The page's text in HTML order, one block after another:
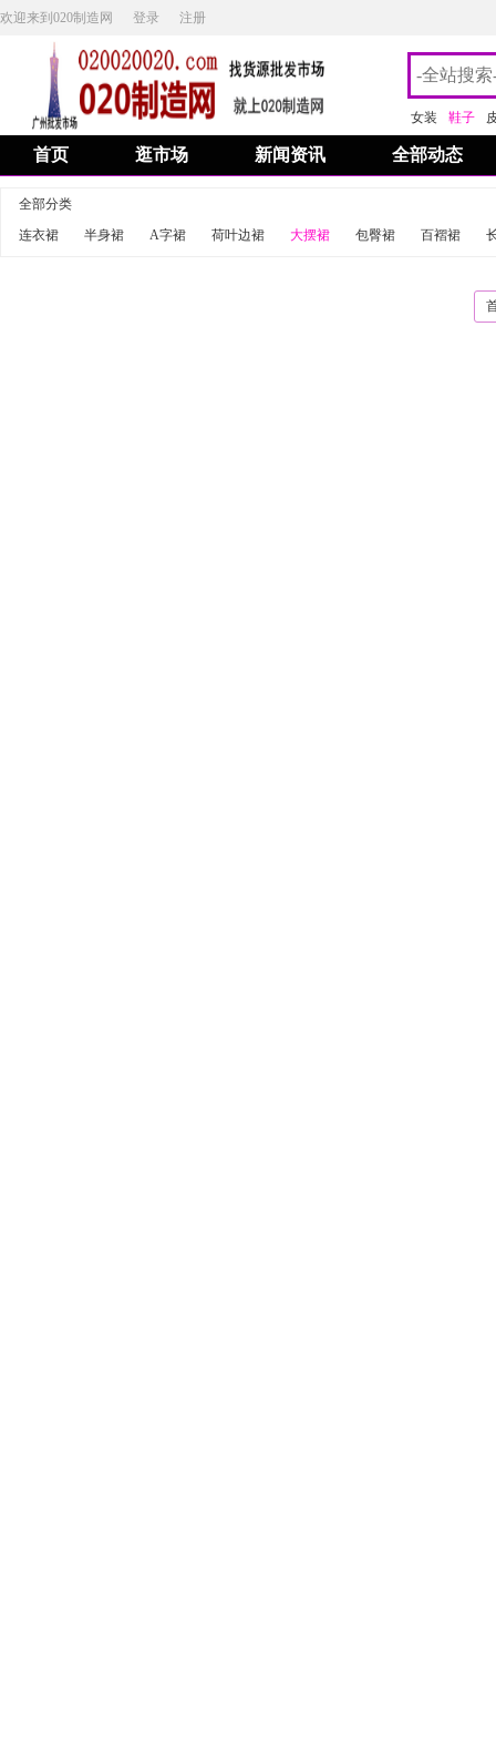
欢迎来到020制造网 登录 注册
女装 鞋子
首页 逛市场 新闻资讯 全部动态
全部分类
连衣裙
半身裙 A字裙 荷叶边裙 大摆裙 包臀裙 百褶裙